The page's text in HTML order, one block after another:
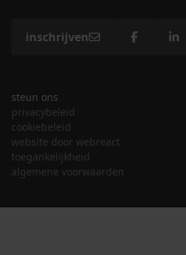
inschrijven
steun ons
privacybeleid
cookiebeleid
website door webreact
toegankelijkheid
algemene voorwaarden